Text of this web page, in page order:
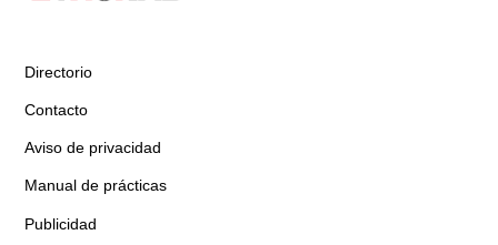
Directorio
Contacto
Aviso de privacidad
Manual de prácticas
Publicidad